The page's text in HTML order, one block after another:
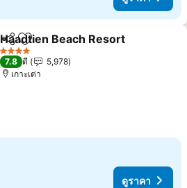
แชร์ เพิ่มในรายการโปรด
Haadtien Beach Resort
4 ดาว
7.8 ดี
5,978
เกาะเต่า
ดูราคา